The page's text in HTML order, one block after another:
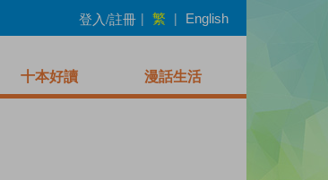
登入/註冊 | 繁 | English
十本好讀 漫話生活